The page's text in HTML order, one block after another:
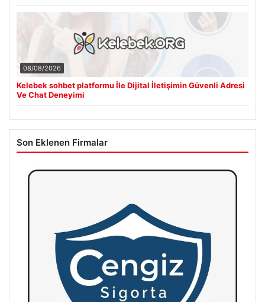
08/08/2026
Kelebek sohbet platformu İle Dijital İletişimin Güvenli Adresi
Ve Chat Deneyimi
Son Eklenen Firmalar